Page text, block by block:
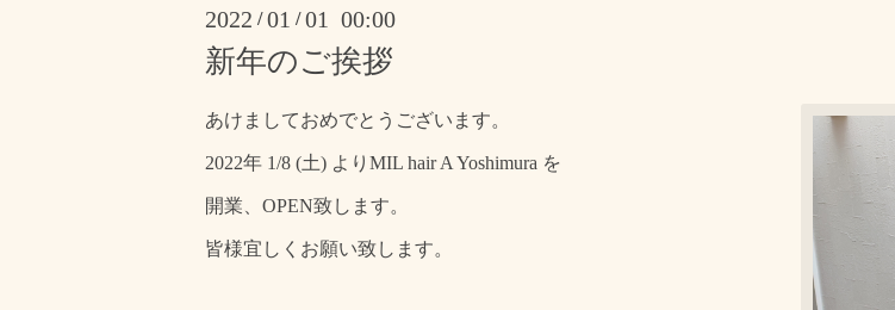
2022 /01 /01 00:00
新年のご挨拶
あけましておめでとうございます。
2022年 1/8 (土) よりMIL hair A Yoshimura を
開業、OPEN致します。
皆様宜しくお願い致します。